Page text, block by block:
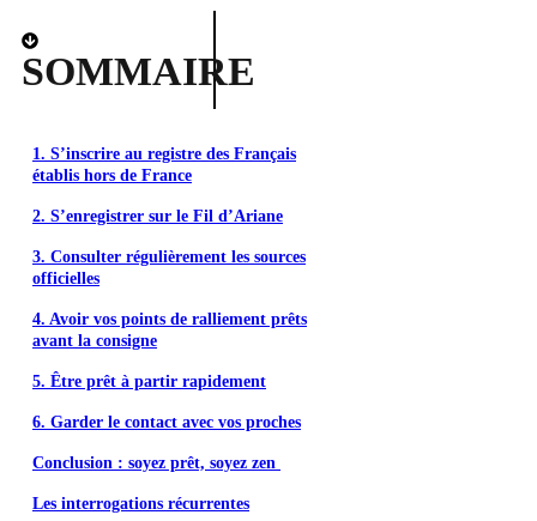
SOMMAIRE
1. S’inscrire au registre des Français
établis hors de France
2. S’enregistrer sur le Fil d’Ariane
3. Consulter régulièrement les sources
officielles
4. Avoir vos points de ralliement prêts
avant la consigne
5. Être prêt à partir rapidement
6. Garder le contact avec vos proches
Conclusion : soyez prêt, soyez zen
Les interrogations récurrentes